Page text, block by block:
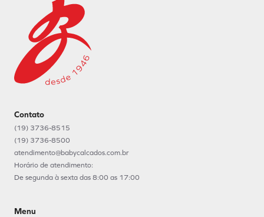
Contato
(19) 3736-8515
(19) 3736-8500
atendimento@babycalcados.com.br
Horário de atendimento:
De segunda à sexta das 8:00 as 17:00
Menu